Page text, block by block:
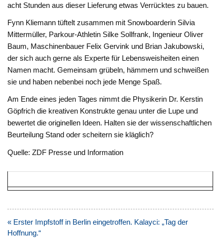
acht Stunden aus dieser Lieferung etwas Verrücktes zu bauen.
Fynn Kliemann tüftelt zusammen mit Snowboarderin Silvia
Mittermüller, Parkour-Athletin Silke Sollfrank, Ingenieur Oliver
Baum, Maschinenbauer Felix Gervink und Brian Jakubowski,
der sich auch gerne als Experte für Lebensweisheiten einen
Namen macht. Gemeinsam grübeln, hämmern und schweißen
sie und haben nebenbei noch jede Menge Spaß.
Am Ende eines jeden Tages nimmt die Physikerin Dr. Kerstin
Göpfrich die kreativen Konstrukte genau unter die Lupe und
bewertet die originellen Ideen. Halten sie der wissenschaftlichen
Beurteilung Stand oder scheitern sie kläglich?
Quelle: ZDF Presse und Information
Beitragsnavigation
« Erster Impfstoff in Berlin eingetroffen. Kalayci: „Tag der
Hoffnung.“